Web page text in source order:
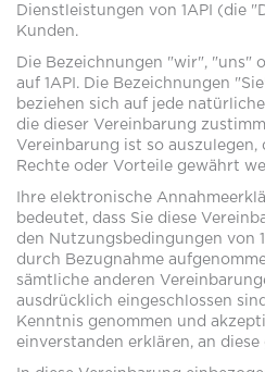
Dienstleistungen von 1API (die
Kunden.
Die Bezeichnungen "wir", "uns"
auf 1API. Die Bezeichnungen
beziehen sich auf jede
die dieser Vereinbarung
Vereinbarung ist so
Rechte oder Vorteile gewährt
Ihre elektronische
bedeutet, dass Sie diese
den Nutzungsbedingungen von
durch Bezugnahme
sämtliche anderen
ausdrücklich eingeschlossen
Kenntnis genommen und
einverstanden erklären, an diese